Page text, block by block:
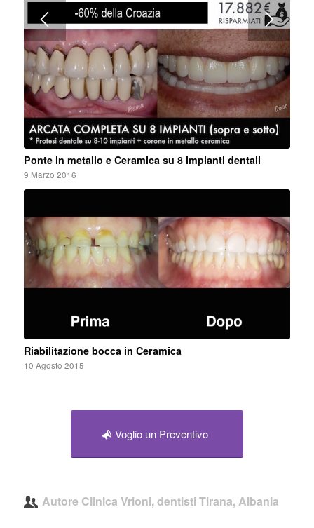
Ponte in metallo e Ceramica su 8 impianti dentali
9 Marzo 2016
Riabilitazione bocca in Ceramica
10 Agosto 2015
Voglio un Preventivo
Autore Clinica Vrioni, dentisti Tirana, Albania